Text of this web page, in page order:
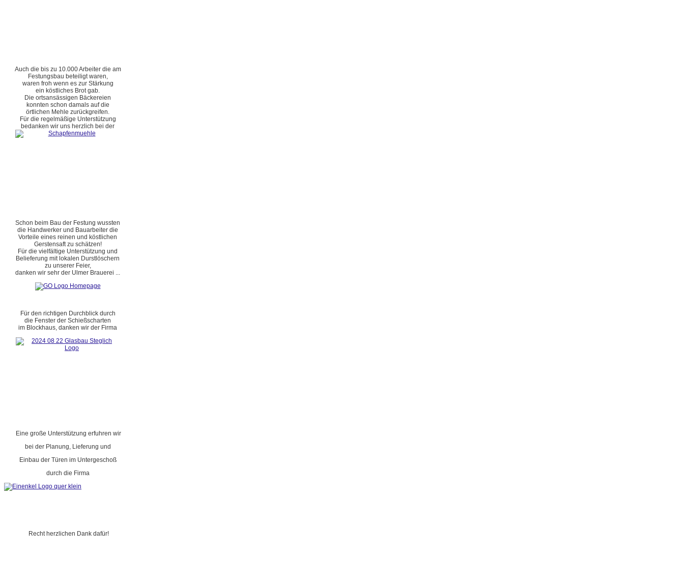
Auch die bis zu 10.000 Arbeiter die am
Festungsbau beteiligt waren,
waren froh wenn es zur Stärkung
ein köstliches Brot gab.
Die ortsansässigen Bäckereien
konnten schon damals auf die
örtlichen Mehle zurückgreifen.
Für die regelmäßige Unterstützung
bedanken wir uns herzlich bei der
Schon beim Bau der Festung wussten
die Handwerker und Bauarbeiter die
Vorteile eines reinen und köstlichen
Gerstensaft zu schätzen!
Für die vielfältige Unterstützung und
Belieferung mit lokalen Durstlöschern
zu unserer Feier,
danken wir sehr der Ulmer Brauerei ...
Für den richtigen Durchblick durch
die Fenster der Schießscharten
im Blockhaus, danken wir der Firma
Eine große Unterstützung erfuhren wir
bei der Planung, Lieferung und
Einbau der Türen im Untergeschoß
durch die Firma
Recht herzlichen Dank dafür!